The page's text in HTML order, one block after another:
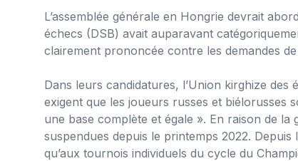
L’assemblée générale en Hongrie devrait
échecs (DSB) avait auparavant
clairement prononcée contre les demandes
Dans leurs candidatures, l’Union kirghize des
exigent que les joueurs russes et biélorusses
une base complète et égale ». En raison de
suspendues depuis le printemps 2022.
qu’aux tournois individuels du cycle du